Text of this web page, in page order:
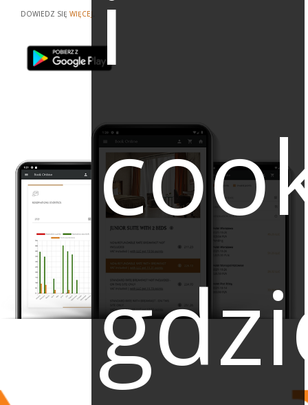
DOWIEDZ SIĘ WIĘCEJ